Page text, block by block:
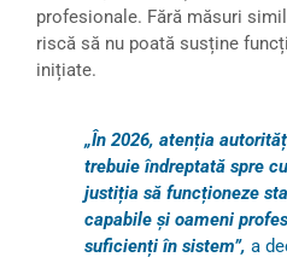
profesionale. Fără măsuri
riscă să nu poată susține
inițiate.
„În 2026, atenția
trebuie îndreptată spre
justiția să funcționeze
capabile și oameni
suficienți în sistem”, a